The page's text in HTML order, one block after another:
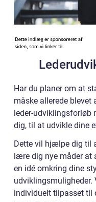
Har du planer om at
måske allerede blevet
leder-udviklingsforløb
dig, til at udvikle dine
Dette vil hjælpe dig til
lære dig nye måder at
en idé omkring dine
udviklingsmuligheder.
individuelt tilpasset til